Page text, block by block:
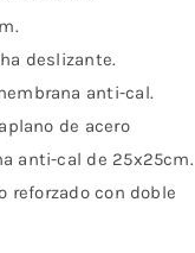
deslizante.
anti-cal.
de acero
anti-cal de 25x25cm.
reforzado con doble